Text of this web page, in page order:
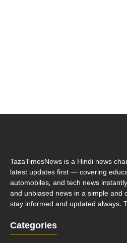
TazaTimesNews is a Hindi news
latest updates first — covering
automobiles, and tech news
and unbiased news in a simple and
stay informed and updated always.
Categories